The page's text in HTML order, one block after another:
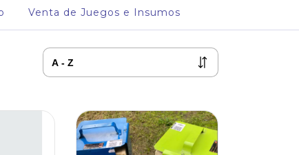
Venta de Juegos e Insumos